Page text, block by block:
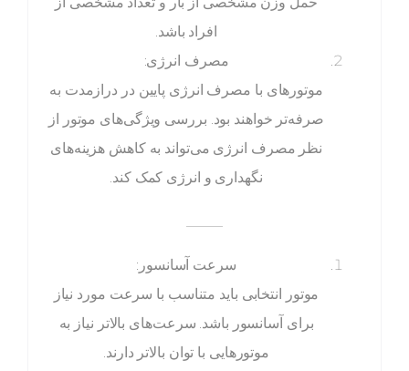
افراد باشد.
مصرف انرژی:
موتورهای با مصرف انرژی پایین در درازمدت به
صرفه‌تر خواهند بود. بررسی ویژگی‌های موتور از
نظر مصرف انرژی می‌تواند به کاهش هزینه‌های
نگهداری و انرژی کمک کند.
سرعت آسانسور:
موتور انتخابی باید متناسب با سرعت مورد نیاز
برای آسانسور باشد. سرعت‌های بالاتر نیاز به
موتورهایی با توان بالاتر دارند.